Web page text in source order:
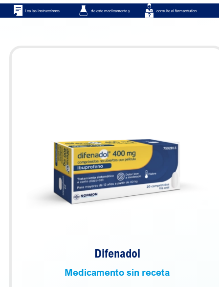
Lea las instrucciones de este medicamento y consulte al farmacéutico
Difenadol
Medicamento sin receta